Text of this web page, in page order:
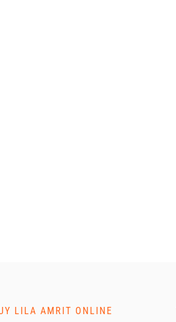
LILA AMRIT ONLINE